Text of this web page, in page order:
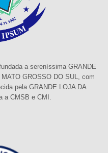
a sereníssima GRANDE
GROSSO DO SUL, com
pela GRANDE LOJA DA
a CMSB e CMI.